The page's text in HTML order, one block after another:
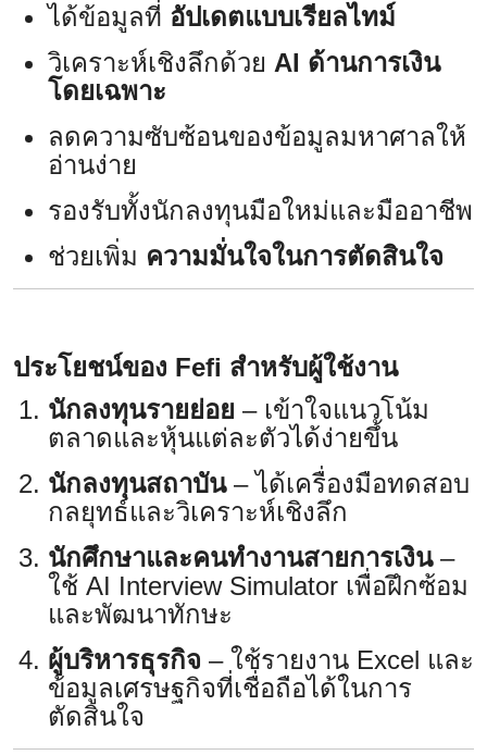
ได้ข้อมูลที่ อัปเดตแบบเรียลไทม์
วิเคราะห์เชิงลึกด้วย AI ด้านการเงิน
โดยเฉพาะ
ลดความซับซ้อนของข้อมูลมหาศาลให้
อ่านง่าย
รองรับทั้งนักลงทุนมือใหม่และมืออาชีพ
ช่วยเพิ่ม ความมั่นใจในการตัดสินใจ
ประโยชน์ของ Fefi สำหรับผู้ใช้งาน
นักลงทุนรายย่อย – เข้าใจแนวโน้ม
ตลาดและหุ้นแต่ละตัวได้ง่ายขึ้น
นักลงทุนสถาบัน– ได้เครื่องมือทดสอบ
กลยุทธ์และวิเคราะห์เชิงลึก
นักศึกษาและคนทำงานสายการเงิน–
ใช้ AI Interview Simulator เพื่อฝึกซ้อม
และพัฒนาทักษะ
ผู้บริหารธุรกิจ – ใช้รายงาน Excel และ
ข้อมูลเศรษฐกิจที่เชื่อถือได้ในการ
ตัดสินใจ